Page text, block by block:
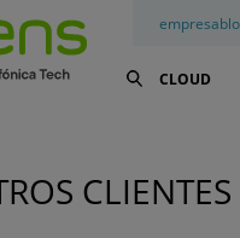
empresa
CLOUD